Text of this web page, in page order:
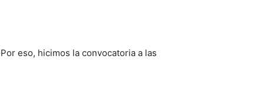
eso, hicimos la convocatoria a las